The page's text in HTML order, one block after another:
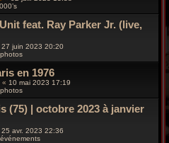
feat. Ray Parker Jr. (live,
27 juin 2023 20:20
en 1976
« 10 mai 2023 17:19
(75) | octobre 2023 à janvier
25 avr. 2023 22:36